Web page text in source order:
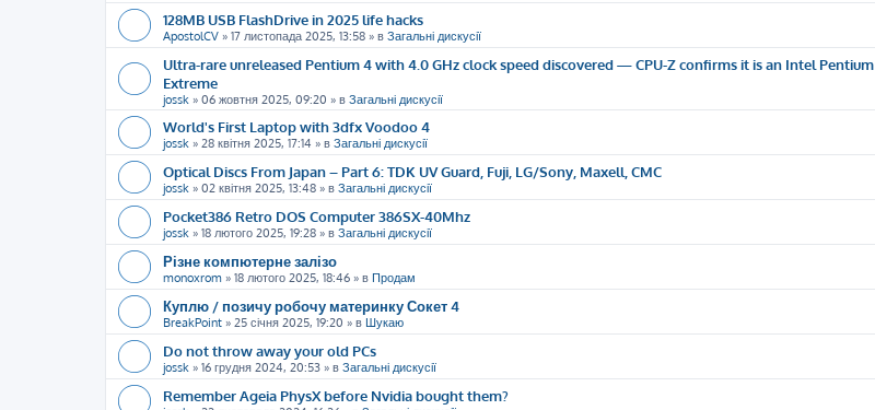
128MB USB FlashDrive in 2025 life hacks
ApostolCV » 17 листопада 2025, 13:58 » в Загальні дискусії
Ultra-rare unreleased Pentium 4 with 4.0 GHz clock speed discovered — CPU-Z confirms it is an Intel Pentium
Extreme
jossk » 06 жовтня 2025, 09:20 » в Загальні дискусії
World's First Laptop with 3dfx Voodoo 4
jossk » 28 квітня 2025, 17:14 » в Загальні дискусії
Optical Discs From Japan – Part 6: TDK UV Guard, Fuji, LG/Sony, Maxell, CMC
jossk » 02 квітня 2025, 13:48 » в Загальні дискусії
Pocket386 Retro DOS Computer 386SX-40Mhz
jossk » 18 лютого 2025, 19:28 » в Загальні дискусії
Різне компютерне залізо
monoxrom » 18 лютого 2025, 18:46 » в Продам
Куплю / позичу робочу материнку Сокет 4
BreakPoint » 25 січня 2025, 19:20 » в Шукаю
Do not throw away your old PCs
jossk » 16 грудня 2024, 20:53 » в Загальні дискусії
Remember Ageia PhysX before Nvidia bought them?